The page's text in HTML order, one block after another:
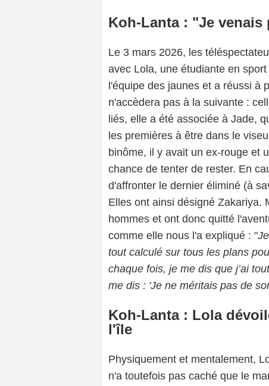
Koh-Lanta : "Je venais
Le 3 mars 2026, les
avec Lola, une étudiante en
l'équipe des jaunes et a réussi à
n'accèdera pas à la suivante :
liés, elle a été associée à Jade,
les premières à être dans le
binôme, il y avait un ex-rouge et
chance de tenter de rester. En
d'affronter le dernier éliminé (à
Elles ont ainsi désigné Zakariya.
hommes et ont donc quitté
comme elle nous l'a expliqué : "J
tout calculé sur tous les plans
chaque fois, je me dis que j’ai
me dis : 'Je ne méritais pas de
Koh-Lanta : Lola
l'île
Physiquement et mentalement,
n'a toutefois pas caché que le